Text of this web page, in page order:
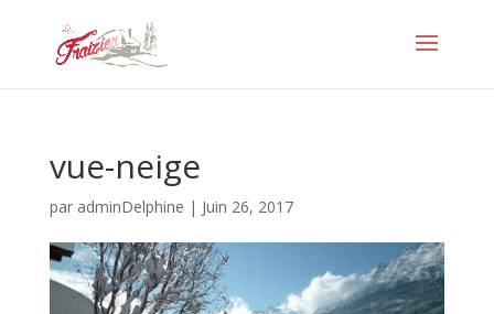
vue-neige
par adminDelphine | Juin 26, 2017